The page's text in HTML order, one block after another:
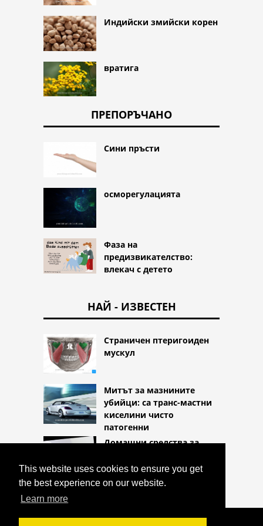
This website uses cookies to ensure you get
the best experience on our website.
Learn more
Индийски змийски корен
вратига
ПРЕПОРЪЧАНО
Сини пръсти
осморегулацията
Фаза на
предизвикателство:
влекач с детето
НАЙ - ИЗВЕСТЕН
Страничен птеригоиден
мускул
Митът за мазнините
убийци: са транс-мастни
киселини чисто
патогенни
Домашни средства за
инфекции